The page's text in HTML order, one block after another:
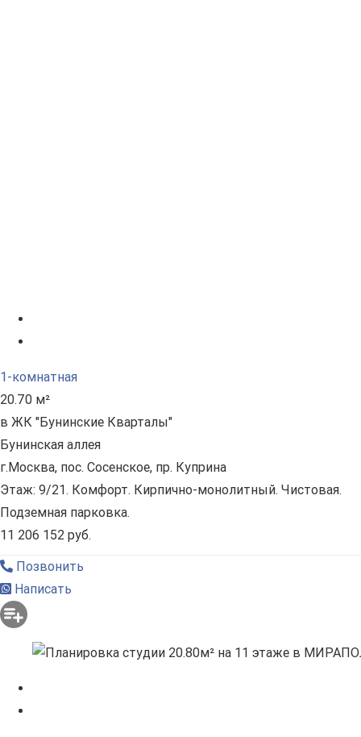
1-комнатная
20.70 м²
в ЖК "Бунинские Кварталы"
Бунинская аллея
г.Москва, пос. Сосенское, пр. Куприна
Этаж: 9/21. Комфорт. Кирпично-монолитный. Чистовая.
Подземная парковка.
11 206 152 руб.
Позвонить
Написать